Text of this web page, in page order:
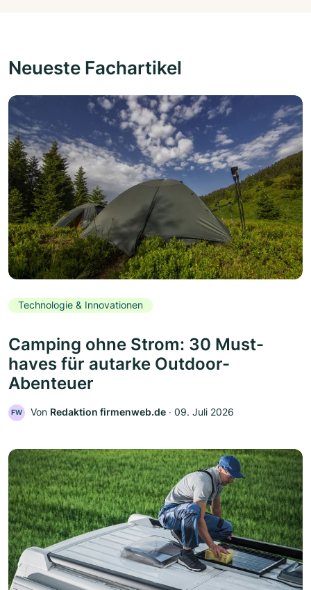
Neueste Fachartikel
Technologie & Innovationen
Camping ohne Strom: 30 Must-
haves für autarke Outdoor-
Abenteuer
FW Von Redaktion firmenweb.de ‧ 09. Juli 2026